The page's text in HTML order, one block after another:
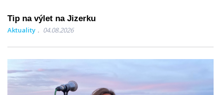
Tip na výlet na Jizerku
Aktuality 04.08.2026